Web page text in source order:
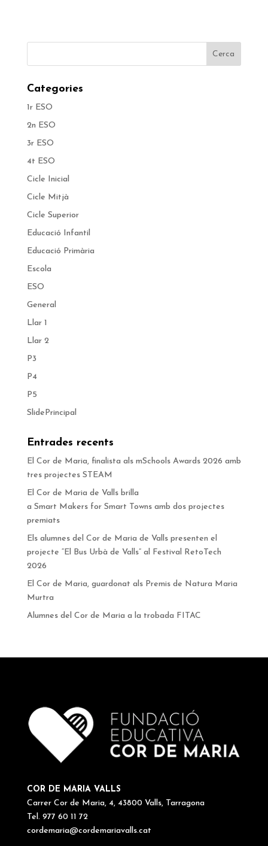
Categories
1r ESO
2n ESO
3r ESO
4t ESO
Cicle Inicial
Cicle Mitjà
Cicle Superior
Educació Infantil
Educació Primària
Escola
ESO
General
Llar 1
Llar 2
P3
P4
P5
SlidePrincipal
Entrades recents
El Cor de Maria, finalista als mSchools Awards 2026 amb
tres projectes STEAM
El Cor de Maria de Valls brilla
a Smart Makers for Smart Towns amb dos projectes
premiats
Els alumnes del Cor de Maria de Valls presenten el
projecte “El Bus Urbà de Valls” al Festival RetoTech
2026
El Cor de Maria, guardonat als Premis de Natura Maria
Murtra
Alumnes del Cor de Maria a la trobada FITAC
COR DE MARIA VALLS
Carrer Cor de Maria, 4, 43800 Valls, Tarragona
Tel. 977 60 11 72
cordemaria@cordemariavalls.cat